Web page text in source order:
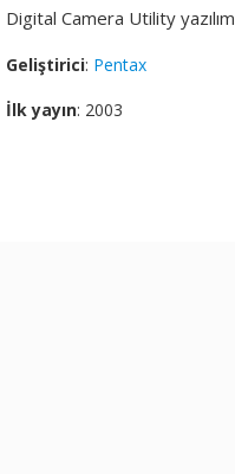
Digital Camera Utility
Geliştirici: Pentax
İlk yayın: 2003